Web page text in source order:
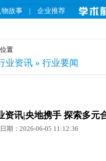
物故事 企业推荐
置
业资讯 » 行业要闻
资讯|央地携手 探索多
期：2026-06-05 11:12:36